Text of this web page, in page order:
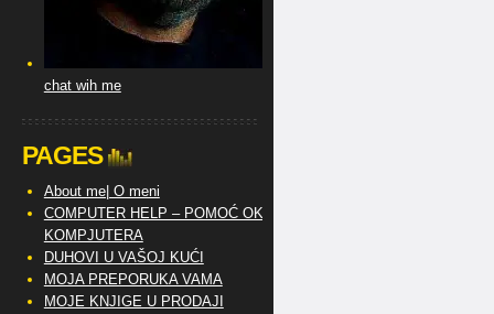
chat wih me
PAGES
About me| O meni
COMPUTER HELP – POMOĆ OKO
KOMPJUTERA
DUHOVI U VAŠOJ KUĆI
MOJA PREPORUKA VAMA
MOJE KNJIGE U PRODAJI